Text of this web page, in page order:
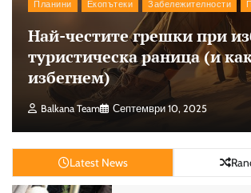
Планини Екопътеки Забележителности
Най-честите грешки при
туристическа раница (и
избегнем)
Balkana Team Септември 10, 2025
Latest News